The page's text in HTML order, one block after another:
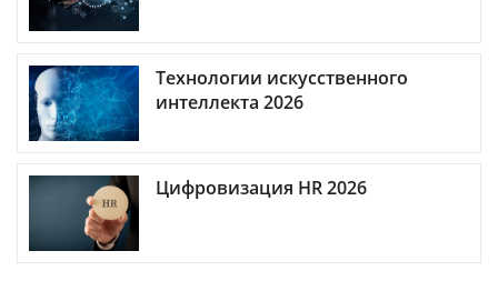
Технологии искусственного
интеллекта 2026
Цифровизация HR 2026